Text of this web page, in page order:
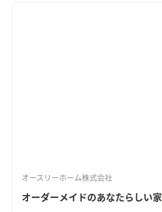
オースリーホーム株式会社
オーダーメイドのあなたらしい家